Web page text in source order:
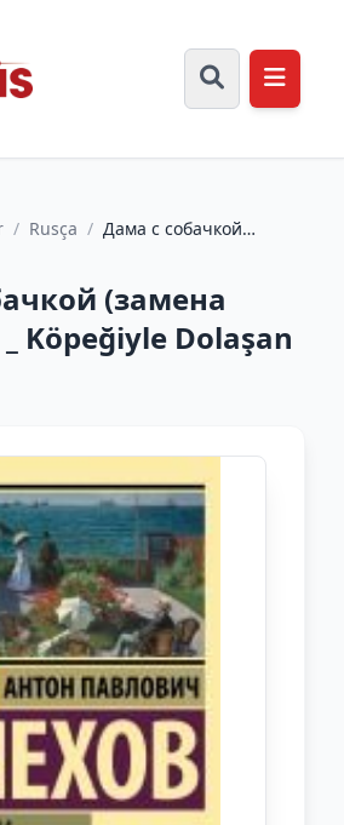
/ Rusça / Дама с собачкой
(замена
Köpeğiyle Dolaşan